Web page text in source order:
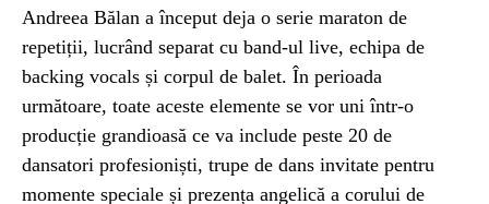
Andreea Bălan a început deja o serie maraton de
repetiții, lucrând separat cu band-ul live, echipa de
backing vocals și corpul de balet. În perioada
următoare, toate aceste elemente se vor uni într-o
producție grandioasă ce va include peste 20 de
dansatori profesioniști, trupe de dans invitate pentru
momente speciale și prezența angelică a corului de